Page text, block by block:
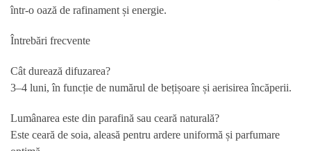
într-o oază de rafinament și energie.
Întrebări frecvente
Cât durează difuzarea?
3–4 luni, în funcție de numărul de bețișoare și aerisirea încăperii.
Lumânarea este din parafină sau ceară naturală?
Este ceară de soia, aleasă pentru ardere uniformă și parfumare